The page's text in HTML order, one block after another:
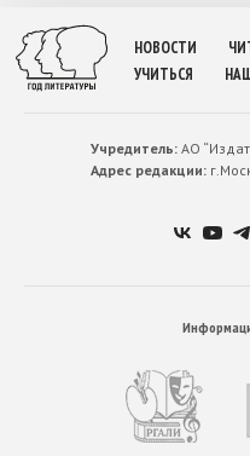
НОВОСТИ
УЧИТЬСЯ
Учредитель:АО
Адрес редакции: